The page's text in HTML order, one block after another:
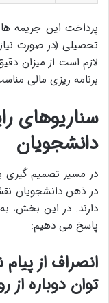
پرداخت این جریمه
تحصیلی (در صورت
لازم است از میزان
برنامه ریزی مالی
سناریوهای
دانشجویان
در مسیر تصمیم گیری
در ذهن دانشجویان
دارند. در این بخش،
پاسخ می دهیم:
انصراف از پیام
توان دوباره از